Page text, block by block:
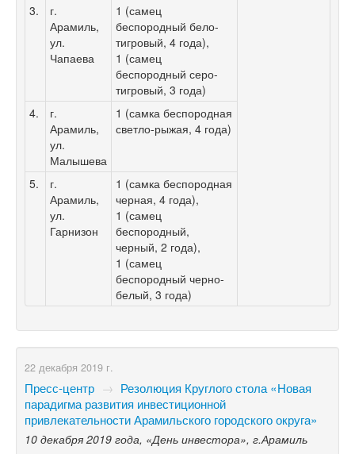
3.
г.
Арамиль,
ул.
Чапаева
1 (самец
беспородный бело-
тигровый, 4 года),
1 (самец
беспородный серо-
тигровый, 3 года)
4.
г.
Арамиль,
ул.
Малышева
1 (самка беспородная
светло-рыжая, 4 года)
5.
г.
Арамиль,
ул.
Гарнизон
1 (самка беспородная
черная, 4 года),
1 (самец
беспородный,
черный, 2 года),
1 (самец
беспородный черно-
белый, 3 года)
22 декабря 2019 г.
Пресс-центр → Резолюция Круглого стола «Новая
парадигма развития инвестиционной
привлекательности Арамильского городского округа»
10 декабря 2019 года, «День инвестора», г.Арамиль